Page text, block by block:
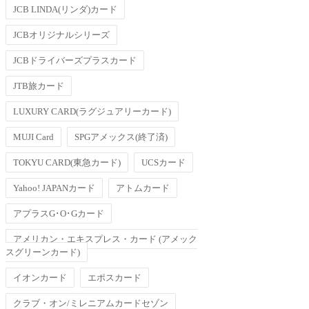
JCB LINDA(リンダ)カード
JCBオリジナルシリーズ
JCBドライバーズプラスカード
JTB旅カード
LUXURY CARD(ラグジュアリーカード)
MUJI Card SPGアメックス(終了済)
TOKYU CARD(東急カード) UCSカード
Yahoo! JAPANカード アトムカード
アプラスG･O･Gカード
アメリカン・エキスプレス・カード (アメック
スグリーンカード)
イオンカード エポスカード
クラブ・オン/ミレニアムカードセゾン